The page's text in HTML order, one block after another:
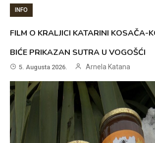
INFO
FILM O KRALJICI KATARINI KOSAČA-
BIĆE PRIKAZAN SUTRA U VOGOŠĆI
5. Augusta 2026. Arnela Katana